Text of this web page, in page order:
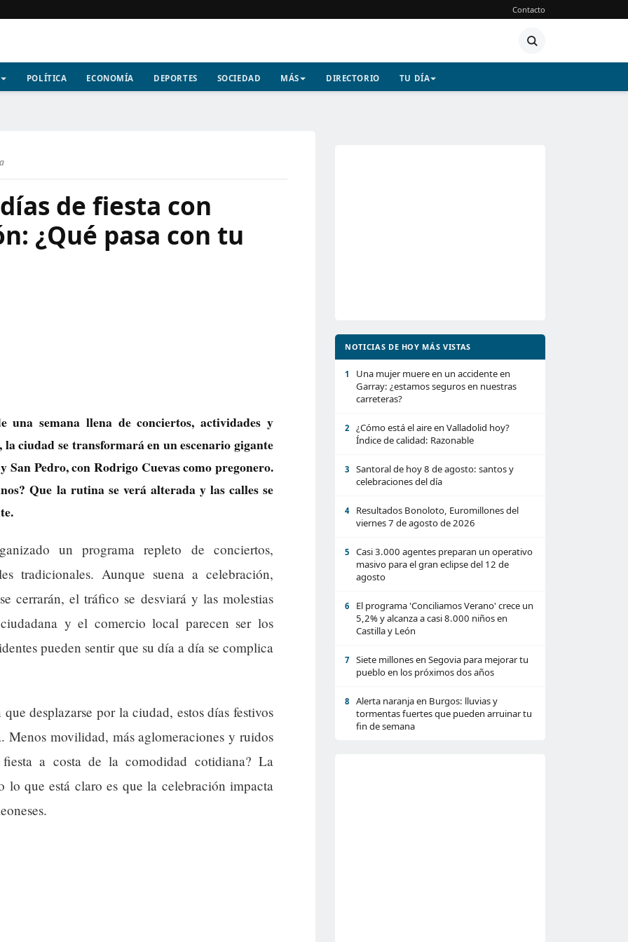
Contacto
POLÍTICA ECONOMÍA DEPORTES SOCIEDAD MÁS DIRECTORIO TU DÍA
de fiesta con
¿Qué pasa con tu
semana llena de conciertos, actividades y
ciudad se transformará en un escenario gigante
San Pedro, con Rodrigo Cuevas como pregonero.
Que la rutina se verá alterada y las calles se
un programa repleto de conciertos,
tradicionales. Aunque suena a celebración,
cerrarán, el tráfico se desviará y las molestias
y el comercio local parecen ser los
pueden sentir que su día a día se complica
desplazarse por la ciudad, estos días festivos
Menos movilidad, más aglomeraciones y ruidos
a costa de la comodidad cotidiana? La
lo que está claro es que la celebración impacta
NOTICIAS DE HOY MÁS VISTAS
1
Una mujer muere en un accidente en
Garray: ¿estamos seguros en nuestras
carreteras?
2
¿Cómo está el aire en Valladolid hoy?
Índice de calidad: Razonable
3
Santoral de hoy 8 de agosto: santos y
celebraciones del día
4
Resultados Bonoloto, Euromillones del
viernes 7 de agosto de 2026
5
Casi 3.000 agentes preparan un operativo
masivo para el gran eclipse del 12 de
agosto
6
El programa 'Conciliamos Verano' crece un
5,2% y alcanza a casi 8.000 niños en
Castilla y León
7
Siete millones en Segovia para mejorar tu
pueblo en los próximos dos años
8
Alerta naranja en Burgos: lluvias y
tormentas fuertes que pueden arruinar tu
fin de semana